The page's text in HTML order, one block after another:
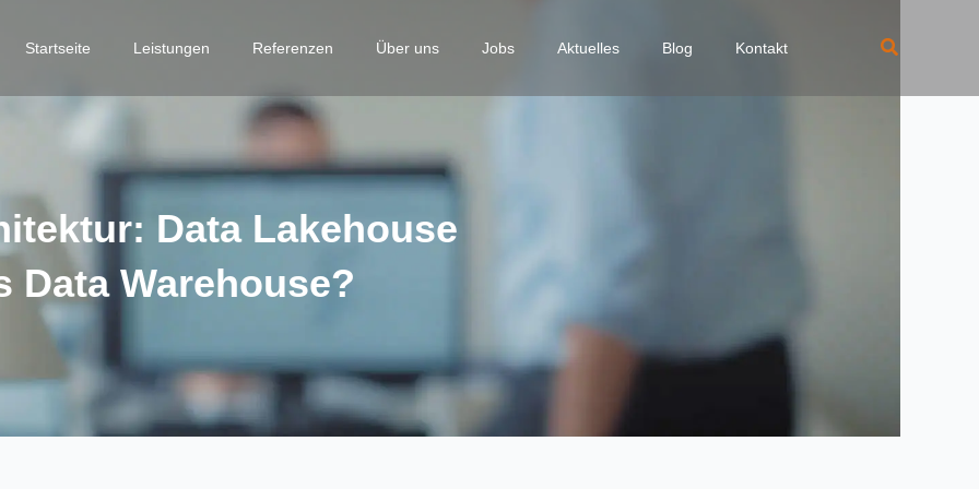
Startseite Leistungen Referenzen Über uns Jobs Aktuelles Blog Kontakt Suchen
Data Lakehouse
Data Warehouse?